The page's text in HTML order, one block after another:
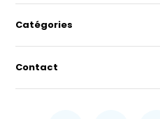
Catégories
Contact